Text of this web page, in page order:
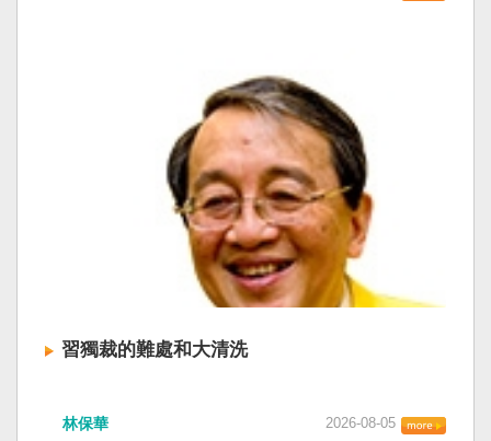
統賴清德昨日於凱達格蘭論壇致詞表示，中國的
「民促法」不僅侵害台灣主權，更透過跨國鎮
壓，對世界各國人民進行政治審查、製造寒蟬效
應，是國際社會應該團結反制的惡法；台灣不會
接受統戰滲透和紅色恐怖、不會坐視中國將壓迫
黑手伸進台灣，或任何自由國家與地區。 不會坐
視北京黑手伸進台灣 賴清德指出，中國上個月不
顧國際反對，實施「民族團結進步促進法」，
「對中政策跨國議會聯盟」（IPAC）隨即發表聲
明，譴責嚴重違反基本人權。他感謝IPAC日本共
同主席中谷元、IPAC執行主任裴倫德昨以行動再
次彰顯這份聲明的立場，很榮幸代表台灣人民接
受IPAC的聲明，台灣會給予堅定的支持，共同捍
更透過跨國鎮壓手段，對世界各國人民進行政治
習獨裁的難處和大清洗
中全會。本來以為在七月上海的AI全球大會以
林保華 2026-08-05